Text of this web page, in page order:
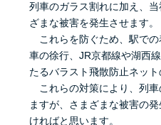
列車のガラス割れに加え、
ざまな被害を発生させます。
これらを防ぐため、駅での
車の徐行、JR京都線や湖西
たるバラスト飛散防止ネッ
これらの対策により、列車
ますが、さまざまな被害の
ければと思います。